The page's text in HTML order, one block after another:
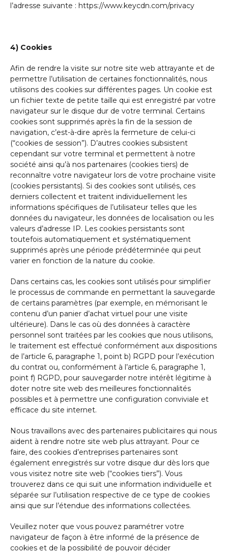
l’adresse suivante : https://www.keycdn.com/privacy
4) Cookies
Afin de rendre la visite sur notre site web attrayante et de
permettre l’utilisation de certaines fonctionnalités, nous
utilisons des cookies sur différentes pages. Un cookie est
un fichier texte de petite taille qui est enregistré par votre
navigateur sur le disque dur de votre terminal. Certains
cookies sont supprimés après la fin de la session de
navigation, c’est-à-dire après la fermeture de celui-ci
(“cookies de session”). D’autres cookies subsistent
cependant sur votre terminal et permettent à notre
société ainsi qu’à nos partenaires (cookies tiers) de
reconnaître votre navigateur lors de votre prochaine visite
(cookies persistants). Si des cookies sont utilisés, ces
derniers collectent et traitent individuellement les
informations spécifiques de l’utilisateur telles que les
données du navigateur, les données de localisation ou les
valeurs d’adresse IP. Les cookies persistants sont
toutefois automatiquement et systématiquement
supprimés après une période prédéterminée qui peut
varier en fonction de la nature du cookie.
Dans certains cas, les cookies sont utilisés pour simplifier
le processus de commande en permettant la sauvegarde
de certains paramètres (par exemple, en mémorisant le
contenu d’un panier d’achat virtuel pour une visite
ultérieure). Dans le cas où des données à caractère
personnel sont traitées par les cookies que nous utilisons,
le traitement est effectué conformément aux dispositions
de l’article 6, paragraphe 1, point b) RGPD pour l’exécution
du contrat ou, conformément à l’article 6, paragraphe 1,
point f) RGPD, pour sauvegarder notre intérêt légitime à
doter notre site web des meilleures fonctionnalités
possibles et à permettre une configuration conviviale et
efficace du site internet.
Nous travaillons avec des partenaires publicitaires qui nous
aident à rendre notre site web plus attrayant. Pour ce
faire, des cookies d’entreprises partenaires sont
également enregistrés sur votre disque dur dès lors que
vous visitez notre site web (“cookies tiers”). Vous
trouverez dans ce qui suit une information individuelle et
séparée sur l’utilisation respective de ce type de cookies
ainsi que sur l’étendue des informations collectées.
Veuillez noter que vous pouvez paramétrer votre
navigateur de façon à être informé de la présence de
cookies et de la possibilité de pouvoir décider